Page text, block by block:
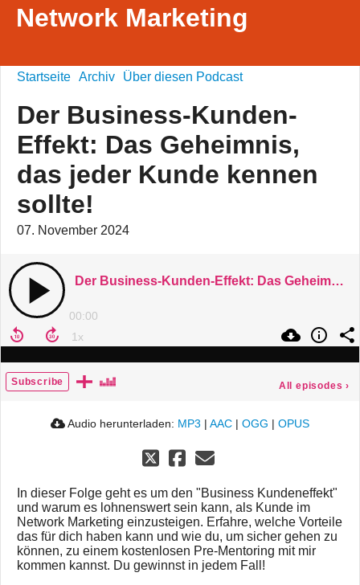
Network Marketing
Startseite Archiv Über diesen Podcast
Der Business-Kunden-
Effekt: Das Geheimnis,
das jeder Kunde kennen
sollte!
07. November 2024
Der Business-Kunden-Effekt: Das Geheimnis, das jeder Kunde kennen sollte!
00:00
Subscribe All episodes ›
Audio herunterladen: MP3 | AAC | OGG | OPUS
In dieser Folge geht es um den "Business Kundeneffekt"
und warum es lohnenswert sein kann, als Kunde im
Network Marketing einzusteigen. Erfahre, welche Vorteile
das für dich haben kann und wie du, um sicher gehen zu
können, zu einem kostenlosen Pre-Mentoring mit mir
kommen kannst. Du gewinnst in jedem Fall!